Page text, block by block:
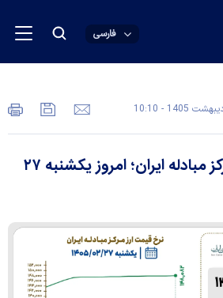
فارسی
قیمت دلار و یورو مرکز مبادله ایران؛ امروز یکشنبه ۲۷